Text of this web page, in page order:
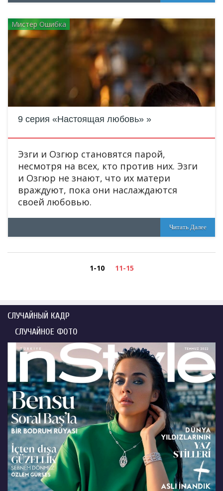
Мистер Ошибка
9 серия «Настоящая любовь»
Эзги и Озгюр становятся парой,
несмотря на всех, кто против них. Эзги
и Озгюр не знают, что их матери
враждуют, пока они наслаждаются
своей любовью.
Читать Далее
1-10 11-15
СЛУЧАЙНЫЙ КАДР
СЛУЧАЙНОЕ ФОТО